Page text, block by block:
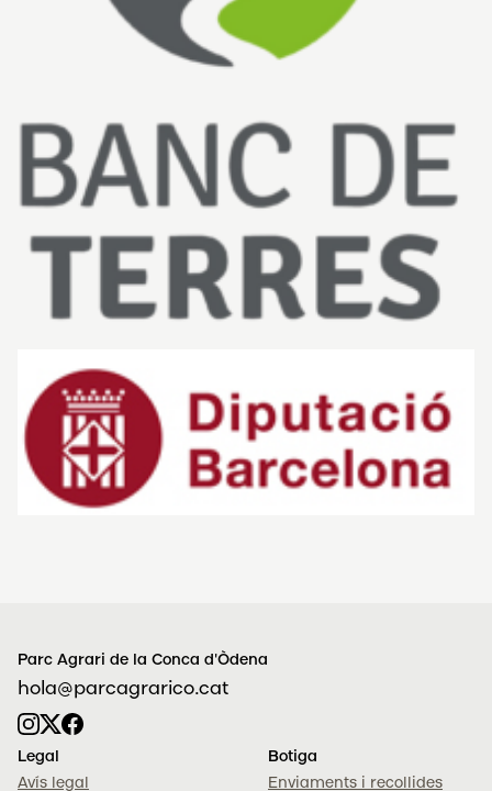
Parc Agrari de la Conca d'Òdena
hola@parcagrarico.cat
Legal
Avís legal
Botiga
Enviaments i recollides